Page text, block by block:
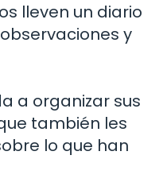
lleven un diario
y
a organizar sus
también les
lo que han